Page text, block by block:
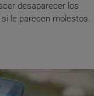
desaparecer los
le parecen molestos.